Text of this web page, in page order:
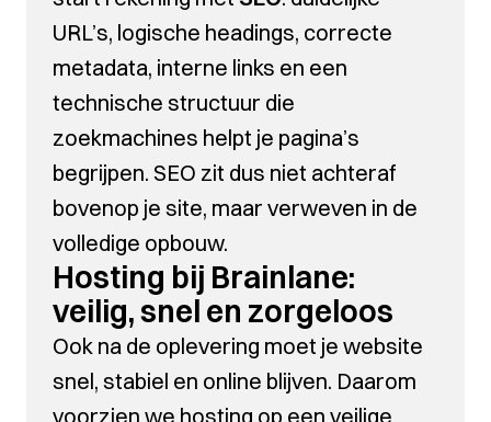
URL’s, logische headings, correcte
metadata, interne links en een
technische structuur die
zoekmachines helpt je pagina’s
begrijpen. SEO zit dus niet achteraf
bovenop je site, maar verweven in de
volledige opbouw.
Hosting bij Brainlane:
veilig, snel en zorgeloos
Ook na de oplevering moet je website
snel, stabiel en online blijven. Daarom
voorzien we hosting op een veilige